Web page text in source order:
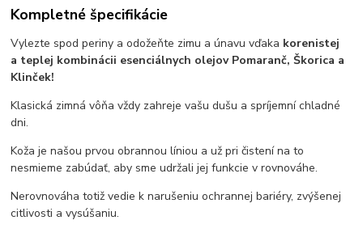
Kompletné špecifikácie
Vylezte spod periny a odožeňte zimu a únavu vďaka korenistej
a teplej kombinácii esenciálnych olejov Pomaranč, Škorica a
Klinček!
Klasická zimná vôňa vždy zahreje vašu dušu a spríjemní chladné
dni.
Koža je našou prvou obrannou líniou a už pri čistení na to
nesmieme zabúdať, aby sme udržali jej funkcie v rovnováhe.
Nerovnováha totiž vedie k narušeniu ochrannej bariéry, zvýšenej
citlivosti a vysúšaniu.